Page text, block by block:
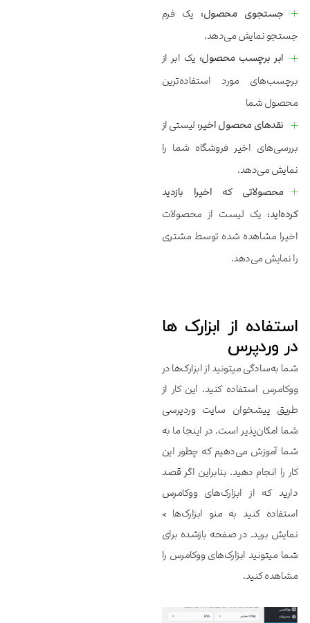
جستجوی محصول: یک فرم
جستجو نمایش می‌‌‌‌‌دهد.
ابر برچسب محصول: یک ابر از
برچسب‌‌‌‌‌های مورد استفاده‌‌‌‌‌ترین
محصول شما
نقدهای محصول اخیر: لیستی از
بررسی‌‌‌‌‌های اخیر فروشگاه شما را
نمایش می‌‌‌‌‌دهد.
محصولاتی که اخیرا بازدید
کرده‌اید: یک لیست از محصولات
اخیرا مشاهده شده توسط مشتری
را نمایش می‌‌‌‌‌دهد.
استفاده از ابزارک ها
در وردپرس
شما به‌سادگی میتونید از ابزارک‌ها در
ووکامرس استفاده کنید. این کار از
طریق پیشخوان سایت وردپرسی
شما امکان‌پذیر است. در اینجا ما به
شما آموزش می‌دهیم که چطور این
کار را انجام دهید. بنابراین اگر قصد
دارید که از ابزارک‌های ووکامرس
استفاده کنید به منو ابزارک‌ها >
نمایش برید. در صفحه بازشده برای
شما میتونید ابزارک‌های ووکامرس را
مشاهده کنید.